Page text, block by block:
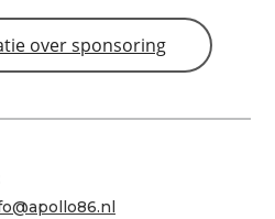
over sponsoring